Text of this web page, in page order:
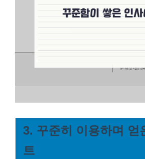
3. 꾸준히 이용하며 얻
트